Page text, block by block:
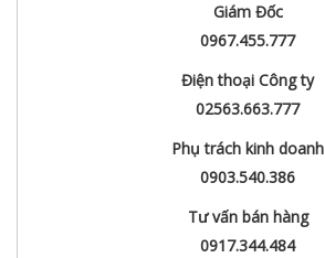
Giám Đốc
0967.455.777
Điện thoại Công ty
02563.663.777
Phụ trách kinh doanh
0903.540.386
Tư vấn bán hàng
0917.344.484